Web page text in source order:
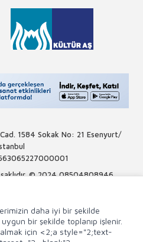
1584 Sokak No: 21 Esenyurt/
© 2024 08504808946
daha iyi bir şekilde
bir şekilde toplanıp işlenir.
için <2;a style="2;text-